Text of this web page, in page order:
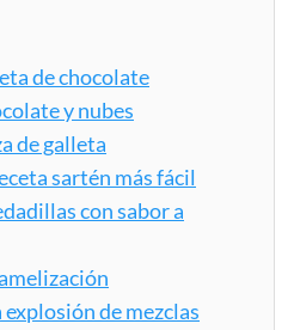
de chocolate
y nubes
de galleta
sartén más fácil
con sabor a
de mezclas